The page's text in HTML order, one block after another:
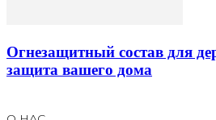
Огнезащитный состав для
защита вашего дома